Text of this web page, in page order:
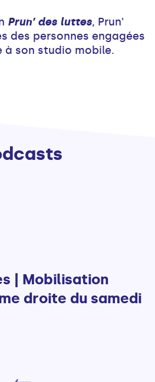
Prun’ des luttes, Prun'
des personnes engagées
à son studio mobile.
| Mobilisation
droite du samedi